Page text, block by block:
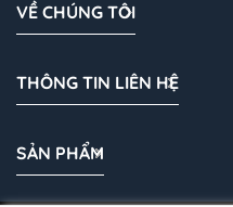
VỀ CHÚNG TÔI
THÔNG TIN LIÊN HỆ
SẢN PHẨM